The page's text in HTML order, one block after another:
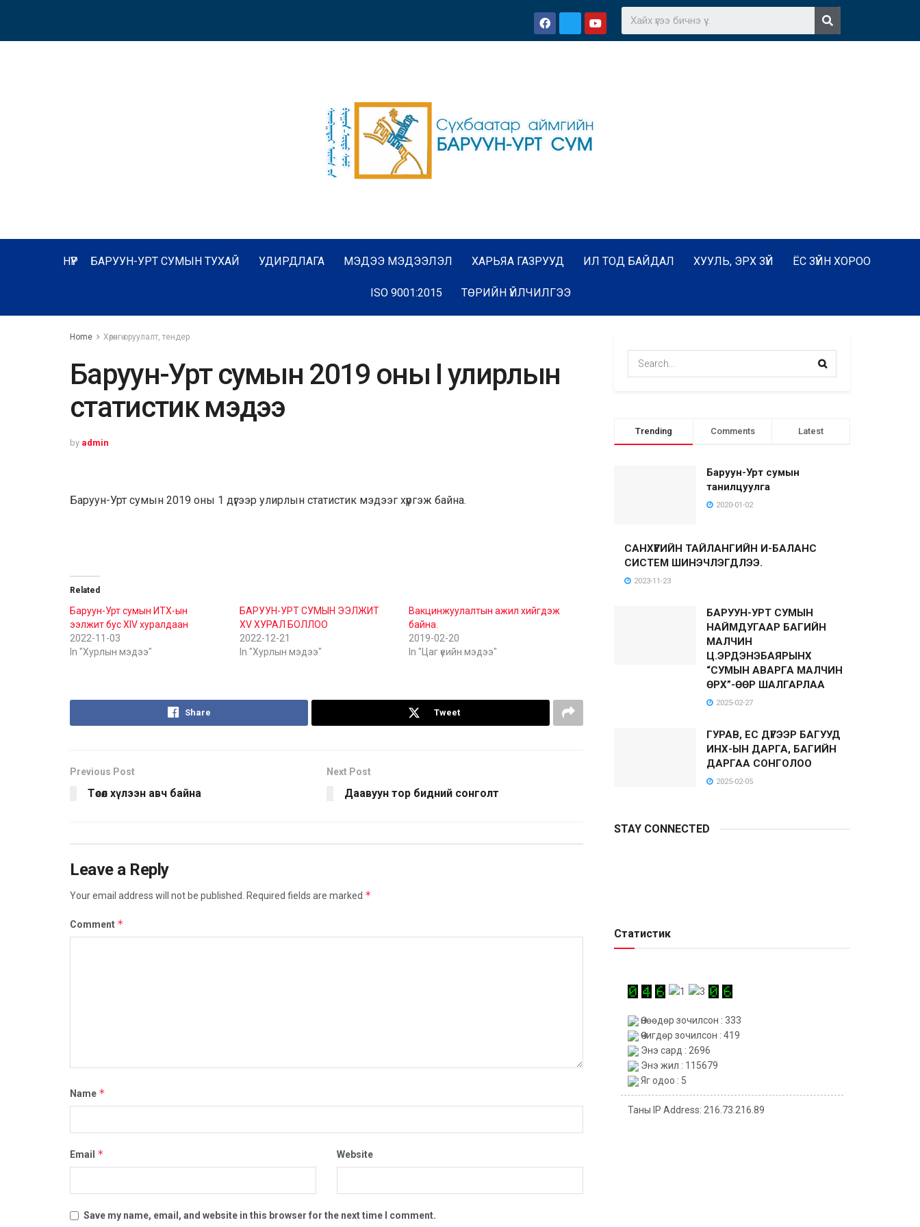
НҮҮР БАРУУН-УРТ СУМЫН ТУХАЙ УДИРДЛАГА МЭДЭЭ МЭДЭЭЛЭЛ ХАРЬЯА ГАЗРУУД ИЛ ТОД БАЙДАЛ ХУУЛЬ, ЭРХ ЗҮЙ ЁС ЗҮЙН ХОРОО
ISO 9001:2015 ТӨРИЙН ҮЙЛЧИЛГЭЭ
Home Хөрөнгө оруулалт, тендер
Баруун-Урт сумын 2019 оны I улирлын
статистик мэдээ
by admin
Баруун-Урт сумын 2019 оны 1 дүгээр улирлын статистик мэдээг хүргэж байна.
Related
Баруун-Урт сумын ИТХ-ын
ээлжит бус XIV хуралдаан
2022-11-03
In "Хурлын мэдээ"
БАРУУН-УРТ СУМЫН ЭЭЛЖИТ
XV ХУРАЛ БОЛЛОО
2022-12-21
In "Хурлын мэдээ"
Вакцинжуулалтын ажил хийгдэж
байна.
2019-02-20
In "Цаг үеийн мэдээ"
Share Tweet
Previous Post
Төсөл хүлээн авч байна
Next Post
Даавуун тор бидний сонголт
Leave a Reply
Your email address will not be published. Required fields are marked *
Comment *
Name *
Email * Website
Save my name, email, and website in this browser for the next time I comment.
Trending Comments Latest
Баруун-Урт сумын
танилцуулга
2020-01-02
САНХҮҮГИЙН ТАЙЛАНГИЙН И-БАЛАНС
СИСТЕМ ШИНЭЧЛЭГДЛЭЭ.
2023-11-23
БАРУУН-УРТ СУМЫН
НАЙМДУГААР БАГИЙН
МАЛЧИН
Ц.ЭРДЭНЭБАЯРЫНХ
“СУМЫН АВАРГА МАЛЧИН
ӨРХ”-ӨӨР ШАЛГАРЛАА
2025-02-27
ГУРАВ, ЕС ДҮГЭЭР БАГУУД
ИНХ-ЫН ДАРГА, БАГИЙН
ДАРГАА СОНГОЛОО
2025-02-05
STAY CONNECTED
Статистик
Өнөөдөр зочилсон : 333
Өчигдөр зочилсон : 419
Энэ сард : 2696
Энэ жил : 115679
Яг одоо : 5
Таны IP Address: 216.73.216.89